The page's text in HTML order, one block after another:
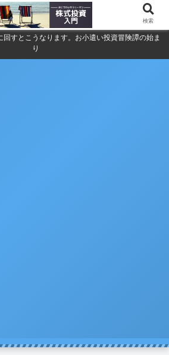
すとこうなります。お小遣い投資冒険譚の始ま
り
検索